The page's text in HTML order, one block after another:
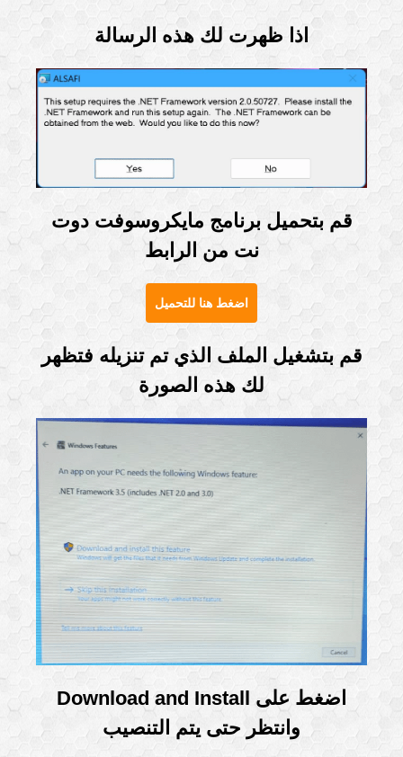
اذا ظهرت لك هذه الرسالة
قم بتحميل برنامج مايكروسوفت دوت
نت من الرابط
اضغط هنا للتحميل
قم بتشغيل الملف الذي تم تنزيله فتظهر
لك هذه الصورة
اضغط على Download and Install
وانتظر حتى يتم التنصيب